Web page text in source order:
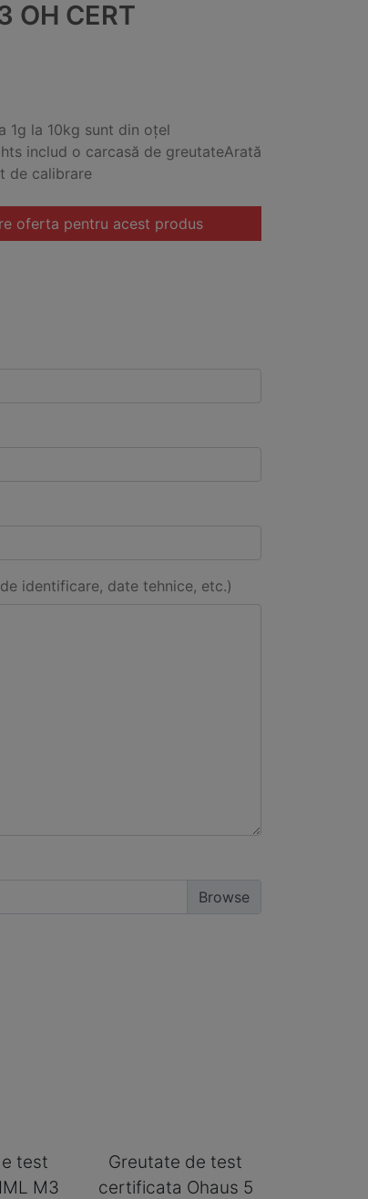
OH CERT
1g la 10kg sunt din oțel
includ o carcasă de greutateArată
de calibrare
oferta pentru acest produs
identificare, date tehnice, etc.)
test
M3
Greutate de test
certificata Ohaus 5